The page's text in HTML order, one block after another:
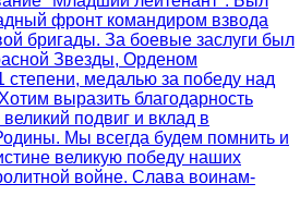
фронт командиром взвода
бригады. За боевые заслуги был
Звезды, Орденом
степени, медалью за победу над
выразить благодарность
подвиг и вклад в
Мы всегда будем помнить и
великую победу наших
войне. Слава воинам-